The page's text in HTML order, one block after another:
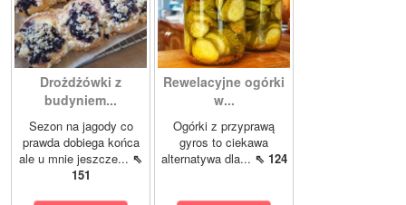
Drożdżówki z
budyniem...
Sezon na jagody co
prawda dobiega końca
ale u mnie jeszcze... ⇖
151
Rewelacyjne ogórki
w...
Ogórki z przyprawą
gyros to ciekawa
alternatywa dla... ⇖ 124